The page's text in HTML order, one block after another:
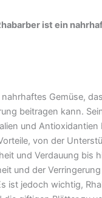
ist ein
Gemüse,
beitragen kann.
und Antioxidantien
von der
und Verdauung bis
und der
ist jedoch wichtig,